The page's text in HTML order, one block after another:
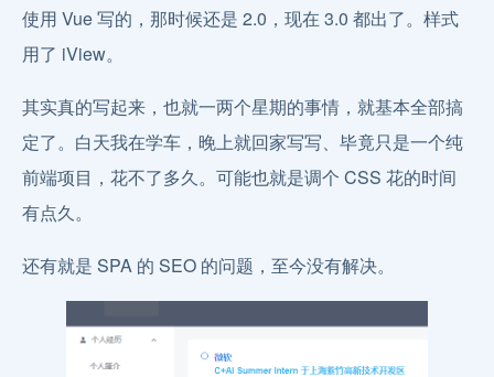
使用 Vue 写的，那时候还是 2.0，现在 3.0 都出了。样式
用了 iView。
其实真的写起来，也就一两个星期的事情，就基本全部搞
定了。白天我在学车，晚上就回家写写、毕竟只是一个纯
前端项目，花不了多久。可能也就是调个 CSS 花的时间
有点久。
还有就是 SPA 的 SEO 的问题，至今没有解决。